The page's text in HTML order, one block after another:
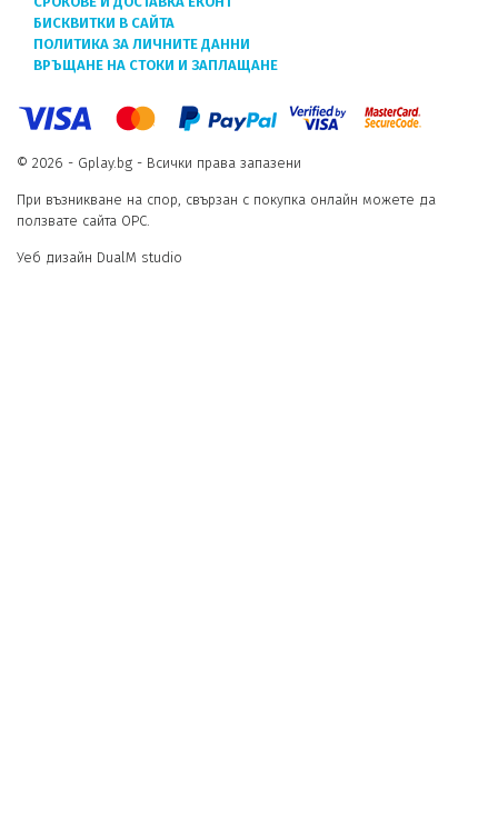
БИСКВИТКИ В САЙТА
ПОЛИТИКА ЗА ЛИЧНИТЕ ДАННИ
ВРЪЩАНЕ НА СТОКИ И ЗАПЛАЩАНЕ
© 2026 - Gplay.bg - Всички права запазени
При възникване на спор, свързан с покупка онлайн можете да
ползвате сайта ОРС.
Уеб дизайн DualM studio